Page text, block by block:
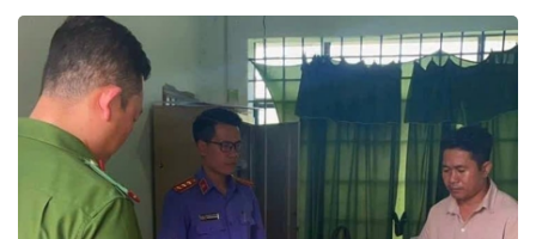
tố và bắt tạm giam Nguyễn Văn Thiên (SN 1998, trú tại xã Ô
Diên, Hà Nội) để điều tra về tội “Gây rối trật tự công cộng”.